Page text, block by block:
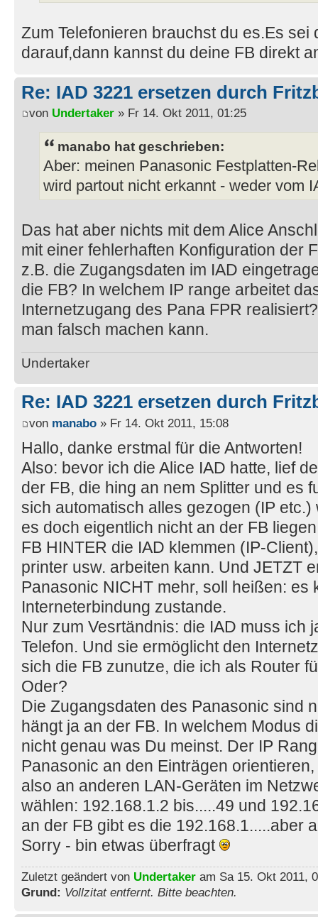
Zum Telefonieren brauchst du es.Es sei
darauf,dann kannst du deine FB direkt
Re: IAD 3221 ersetzen durch
von Undertaker » Fr 14. Okt 2011, 01:25
manabo hat geschrieben:
Aber: meinen Panasonic Festplatten-
wird partout nicht erkannt - weder vom
Das hat aber nichts mit dem Alice
mit einer fehlerhaften Konfiguration der
z.B. die Zugangsdaten im IAD
die FB? In welchem IP range arbeitet
Internetzugang des Pana FPR
man falsch machen kann.
Undertaker
Re: IAD 3221 ersetzen durch
von manabo » Fr 14. Okt 2011, 15:08
Hallo, danke erstmal für die Antworten!
Also: bevor ich die Alice IAD hatte, lief
der FB, die hing an nem Splitter und es
sich automatisch alles gezogen (IP
es doch eigentlich nicht an der FB
FB HINTER die IAD klemmen (IP-
printer usw. arbeiten kann. Und JETZT
Panasonic NICHT mehr, soll heißen: es
Interneterbindung zustande.
Nur zum Vesrtändnis: die IAD muss ich
Telefon. Und sie ermöglicht den
sich die FB zunutze, die ich als Router
Oder?
Die Zugangsdaten des Panasonic sind
hängt ja an der FB. In welchem Modus
nicht genau was Du meinst. Der IP
Panasonic an den Einträgen
also an anderen LAN-Geräten im
wählen: 192.168.1.2 bis.....49 und
an der FB gibt es die 192.168.1.....aber
Sorry - bin etwas überfragt
Zuletzt geändert von Undertaker am Sa 15. Okt 2011,
Grund: Vollzitat entfernt. Bitte beachten.